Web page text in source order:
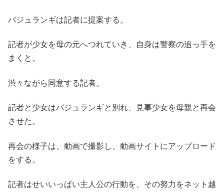
バジュランギは記者に提案する。
記者が少女を母の元へつれていき、自身は警察の追っ手を
まくと。
渋々ながら同意する記者。
記者と少女はバジュランギと別れ、見事少女を母親と再会
させた。
再会の様子は、動画で撮影し、動画サイトにアップロード
をする。
記者はせいいっぱい主人公の行動を、その努力をネット越